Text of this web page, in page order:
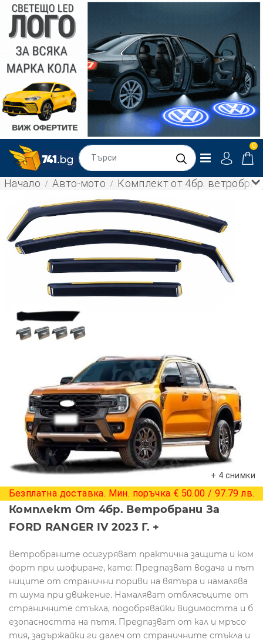
0
Начало Авто-мото Комплект от 4бр.
+ 4 снимки
Безплатна доставка. Мин. поръчка € 50.00 / 97.79 лв.
Комплект От 4бр. Ветробрани За
FORD RANGER IV 2023 Г. +
Ветробраните осигуряват практична защита и ком
форт при шофиране, като: Предпазват водача и път
ниците от странични пориви на вятъра и намалява
т шума при движение. Намаляват отблясъците от
страничните стъкла, подобрявайки видимостта и б
езопасността на пътя. Предпазват от кал и мръсо
тия, задържайки ги далеч от страничните стъкла и